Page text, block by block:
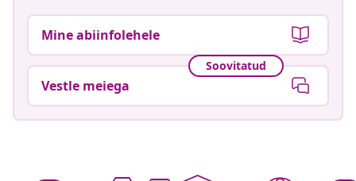
Mine abiinfolehele
Soovitatud
Vestle meiega